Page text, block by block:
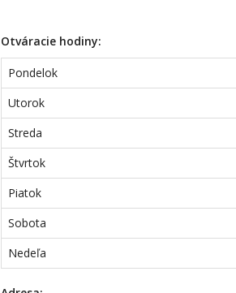
Otváracie hodiny:
Pondelok
Utorok
Streda
Štvrtok
Piatok
Sobota
Nedeľa